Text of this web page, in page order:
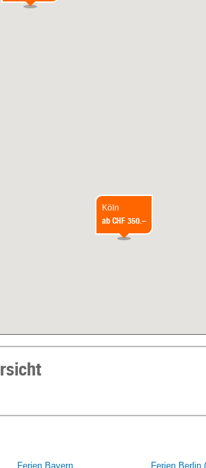
Köln
ab CHF 350.–
Ferien Bayern Ferien Berlin